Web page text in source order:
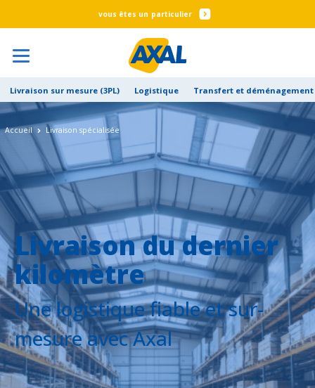
particulier
Livraison sur mesure (3PL) Logistique Transfert et déménagement
Livraison du dernier
kilomètre
Une logistique fiable et sur-
mesure avec Axal
Accueil Livraison spécialisée